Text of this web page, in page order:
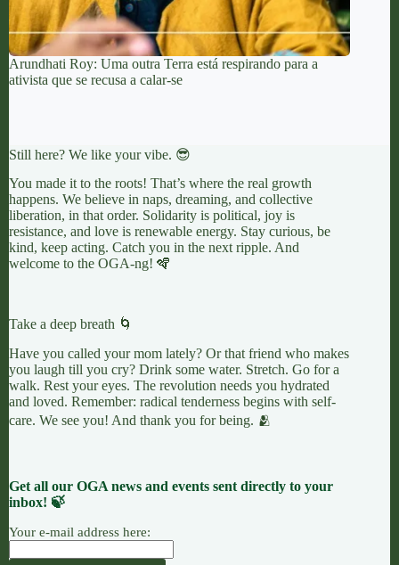
Arundhati Roy: Uma outra Terra está respirando para a
ativista que se recusa a calar-se
Still here? We like your vibe. 😎
You made it to the roots! That’s where the real growth
happens. We believe in naps, dreaming, and collective
liberation, in that order. Solidarity is political, joy is
resistance, and love is renewable energy. Stay curious, be
kind, keep acting. Catch you in the next ripple. And
welcome to the OGA-ng! 🪇
Take a deep breath 🌀
Have you called your mom lately? Or that friend who makes
you laugh till you cry? Drink some water. Stretch. Go for a
walk. Rest your eyes. The revolution needs you hydrated
and loved. Remember: radical tenderness begins with self-
care. We see you! And thank you for being. 🫂
Get all our OGA news and events sent directly to your
inbox! 🍃
Your e-mail address here: